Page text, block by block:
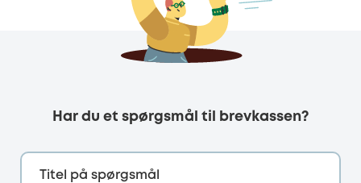
Har du et spørgsmål til brevkassen?
Titel på spørgsmål